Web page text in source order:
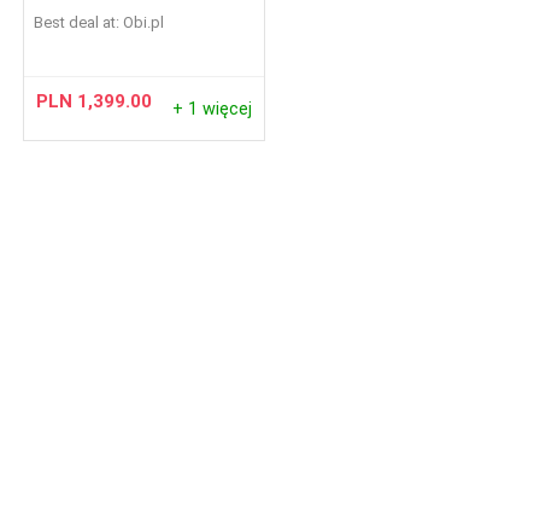
Best deal at: obi.pl
PLN 1,399.00 + 1 więcej